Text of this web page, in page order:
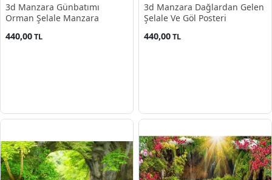
3d Manzara Günbatımı
Orman Şelale Manzara
440,00TL
3d Manzara Dağlardan Gelen
Şelale Ve Göl Posteri
440,00TL